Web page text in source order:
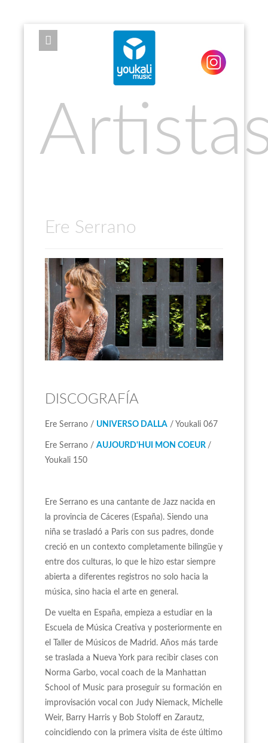
EXPOSE FRAMEWORK FOR JOOMLA 2.5 AND 3.0+
Ere Serrano
DISCOGRAFÍA
Ere Serrano / UNIVERSO DALLA / Youkali 067
Ere Serrano / AUJOURD'HUI MON COEUR /
Youkali 150
Ere Serrano es una cantante de Jazz nacida en
la provincia de Cáceres (España). Siendo una
niña se trasladó a Paris con sus padres, donde
creció en un contexto completamente bilingüe y
entre dos culturas, lo que le hizo estar siempre
abierta a diferentes registros no solo hacia la
música, sino hacia el arte en general.
De vuelta en España, empieza a estudiar en la
Escuela de Música Creativa y posteriormente en
el Taller de Músicos de Madrid. Años más tarde
se traslada a Nueva York para recibir clases con
Norma Garbo, vocal coach de la Manhattan
School of Music para proseguir su formación en
improvisación vocal con Judy Niemack, Michelle
Weir, Barry Harris y Bob Stoloff en Zarautz,
coincidiendo con la primera visita de éste último